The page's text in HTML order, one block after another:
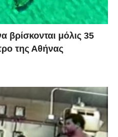
βρίσκονται μόλις 35
της Αθήνας